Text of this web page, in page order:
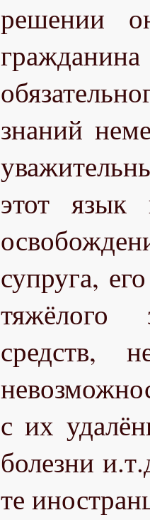
решении
знаний
этот язык
супруга,
тяжёлого
средств,
с их
болезни
те